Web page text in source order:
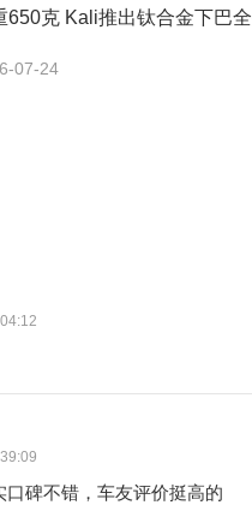
650克 Kali推出钛合金下巴
07-24
口碑不错，车友评价挺高的